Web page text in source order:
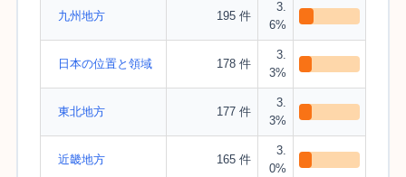
九州地方 195 件
3.
6%
日本の位置と領域 178 件
3.
3%
東北地方 177 件
3.
3%
近畿地方 165 件
3.
0%